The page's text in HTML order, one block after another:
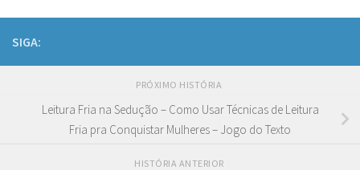
SIGA:
PRÓXIMO HISTÓRIA
Leitura Fria na Sedução – Como Usar Técnicas de Leitura
Fria pra Conquistar Mulheres – Jogo do Texto
HISTÓRIA ANTERIOR